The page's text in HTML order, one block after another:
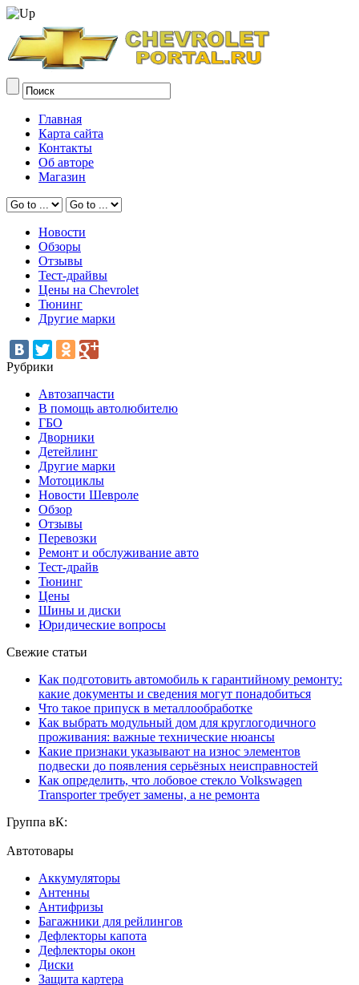
Главная
Карта сайта
Контакты
Об авторе
Магазин
Новости
Обзоры
Отзывы
Тест-драйвы
Цены на Chevrolet
Тюнинг
Другие марки
Рубрики
Автозапчасти
В помощь автолюбителю
ГБО
Дворники
Детейлинг
Другие марки
Мотоциклы
Новости Шевроле
Обзор
Отзывы
Перевозки
Ремонт и обслуживание авто
Тест-драйв
Тюнинг
Цены
Шины и диски
Юридические вопросы
Свежие статьи
Как подготовить автомобиль к гарантийному ремонту:
какие документы и сведения могут понадобиться
Что такое припуск в металлообработке
Как выбрать модульный дом для круглогодичного
проживания: важные технические нюансы
Какие признаки указывают на износ элементов
подвески до появления серьёзных неисправностей
Как определить, что лобовое стекло Volkswagen
Transporter требует замены, а не ремонта
Группа вК:
Автотовары
Аккумуляторы
Антенны
Антифризы
Багажники для рейлингов
Дефлекторы капота
Дефлекторы окон
Диски
Защита картера